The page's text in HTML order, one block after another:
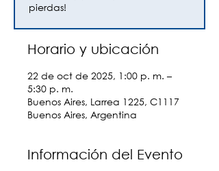
pierdas!
Horario y ubicación
22 de oct de 2025, 1:00 p. m. –
5:30 p. m.
Buenos Aires, Larrea 1225, C1117
Buenos Aires, Argentina
Información del Evento